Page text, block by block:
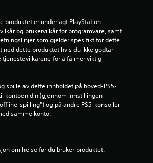
produktet er underlagt PlayStation
og brukervilkår for programvare, samt
som gjelder spesifikt for dette
ned dette produktet hvis du ikke godtar
tjenestevilkårene for å få mer viktig
spille av dette innholdet på hoved-PS5-
kontoen din (gjennom innstillingen
spilling") og på andre PS5-konsoller
samme konto.
om helse før du bruker produktet.